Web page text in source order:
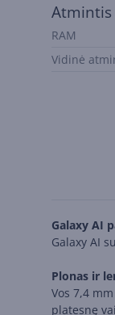
Atmintis
RAM
Vidinė
Galaxy AI
Galaxy AI
Plonas ir
Vos 7,4
platesnę